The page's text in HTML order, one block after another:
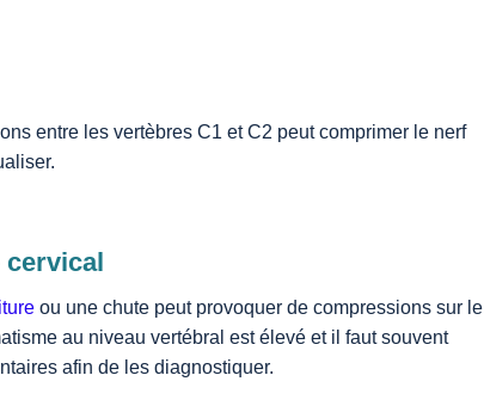
entre les vertèbres C1 et C2 peut comprimer le nerf
cervical
ou une chute peut provoquer de compressions sur le
au niveau vertébral est élevé et il faut souvent
afin de les diagnostiquer.